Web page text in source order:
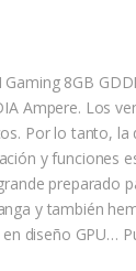
Gaming 8GB
Ampere. Los
Por lo tanto,
y funciones
preparado
y también
diseño GPU…